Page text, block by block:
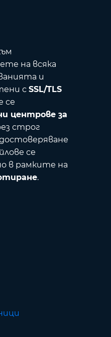
на всяка
и
с SSL/TLS
се
центрове за
строг
се
в рамките на
.